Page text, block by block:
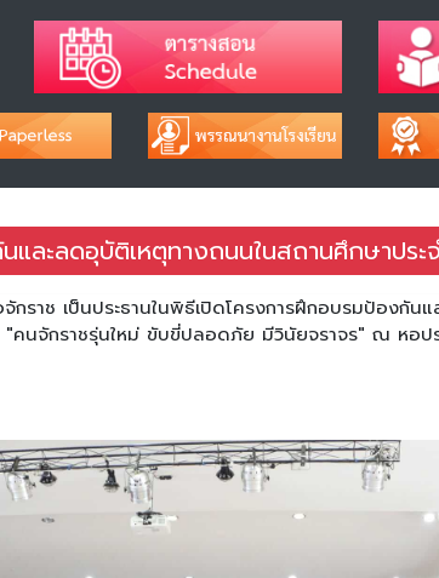
และลดอุบัติเหตุทางถนนในสถานศึกษาปร
ราช เป็นประธานในพิธีเปิดโครงการฝึกอบรมป้องกัน
คนจักราชรุ่นใหม่ ขับขี่ปลอดภัย มีวินัยจราจร" ณ หอ